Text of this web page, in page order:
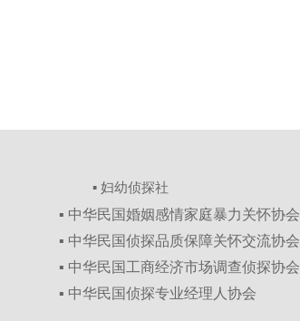
▪ 妇幼侦探社
▪ 中华民国婚姻感情家庭暴力关怀协会
▪ 中华民国侦探品质保障关怀交流协会
▪ 中华民国工商经济市场调查侦探协会
▪ 中华民国侦探专业经理人协会